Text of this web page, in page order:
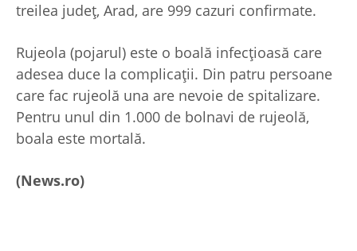
treilea judeţ, Arad, are 999 cazuri confirmate.
Rujeola (pojarul) este o boală infecţioasă care
adesea duce la complicaţii. Din patru persoane
care fac rujeolă una are nevoie de spitalizare.
Pentru unul din 1.000 de bolnavi de rujeolă,
boala este mortală.
(News.ro)